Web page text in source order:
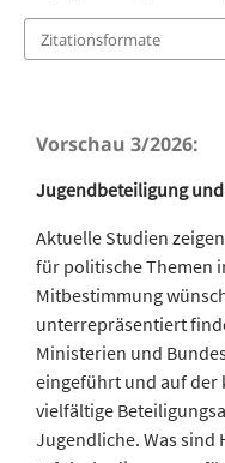
Zitationsformate
Vorschau 3/2026:
Jugendbeteiligung
Aktuelle Studien
für politische Themen
Mitbestimmung
unterrepräsentiert
Ministerien und
eingeführt und auf der
vielfältige
Jugendliche. Was